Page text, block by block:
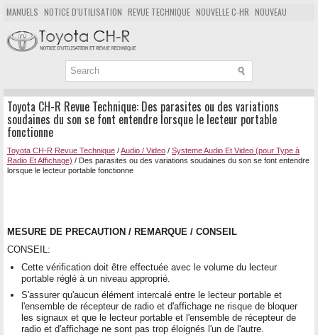
MANUELS NOTICE D'UTILISATION REVUE TECHNIQUE NOUVELLE C-HR NOUVEAU
POPULAIRE
PLAN DU SITE CHERCHER
Toyota CH-R Revue Technique: Des parasites ou des variations
soudaines du son se font entendre lorsque le lecteur portable
fonctionne
Toyota CH-R Revue Technique /Audio / Video / Systeme Audio Et Video (pour Type à
Radio Et Affichage) / Des parasites ou des variations soudaines du son se font entendre
lorsque le lecteur portable fonctionne
MESURE DE PRECAUTION / REMARQUE / CONSEIL
CONSEIL:
Cette vérification doit être effectuée avec le volume du lecteur
portable réglé à un niveau approprié.
S'assurer qu'aucun élément intercalé entre le lecteur portable et
l'ensemble de récepteur de radio et d'affichage ne risque de bloquer
les signaux et que le lecteur portable et l'ensemble de récepteur de
radio et d'affichage ne sont pas trop éloignés l'un de l'autre.